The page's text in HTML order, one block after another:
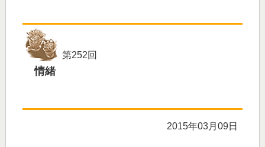
第252回
情緒
2015年03月09日